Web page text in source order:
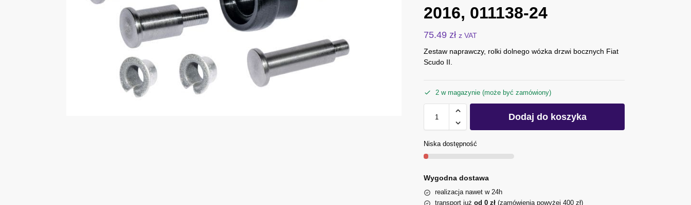
2016, 011138-24
75.49 zł z VAT
Zestaw naprawczy, rolki dolnego wózka drzwi bocznych Fiat
Scudo II.
2 w magazynie (może być zamówiony)
Dodaj do koszyka
Niska dostępność
Wygodna dostawa
realizacja nawet w 24h
transport jużod 0 zł (zamówienia powyżej 400 zł)